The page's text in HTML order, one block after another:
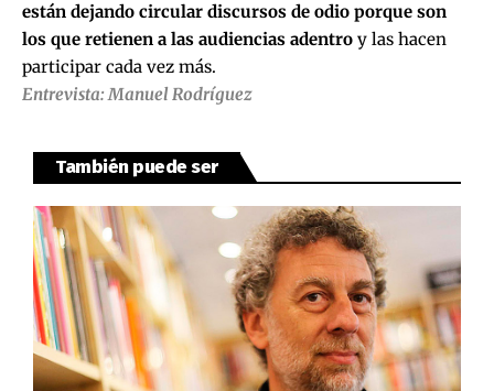
están dejando circular discursos de odio porque son
los que retienen a las audiencias adentro y las hacen
participar cada vez más.
Entrevista: Manuel Rodríguez
También puede ser